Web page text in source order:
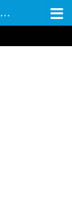
Farming Simulator 25 Mods | FS25 Mods Stahování